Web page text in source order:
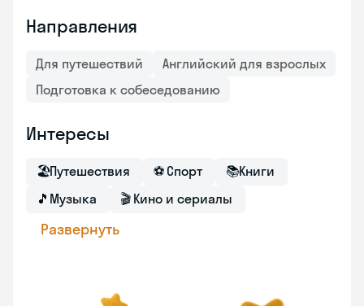
Направления
Для путешествий
Английский для взрослых
Подготовка к собеседованию
Интересы
🏖Путешествия ⚽ Спорт 📚Книги
🎵 Музыка 🎬 Кино и сериалы
Развернуть